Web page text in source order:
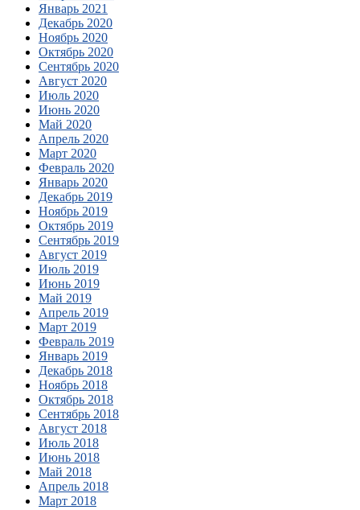
Январь 2021
Декабрь 2020
Ноябрь 2020
Октябрь 2020
Сентябрь 2020
Август 2020
Июль 2020
Июнь 2020
Май 2020
Апрель 2020
Март 2020
Февраль 2020
Январь 2020
Декабрь 2019
Ноябрь 2019
Октябрь 2019
Сентябрь 2019
Август 2019
Июль 2019
Июнь 2019
Май 2019
Апрель 2019
Март 2019
Февраль 2019
Январь 2019
Декабрь 2018
Ноябрь 2018
Октябрь 2018
Сентябрь 2018
Август 2018
Июль 2018
Июнь 2018
Май 2018
Апрель 2018
Март 2018